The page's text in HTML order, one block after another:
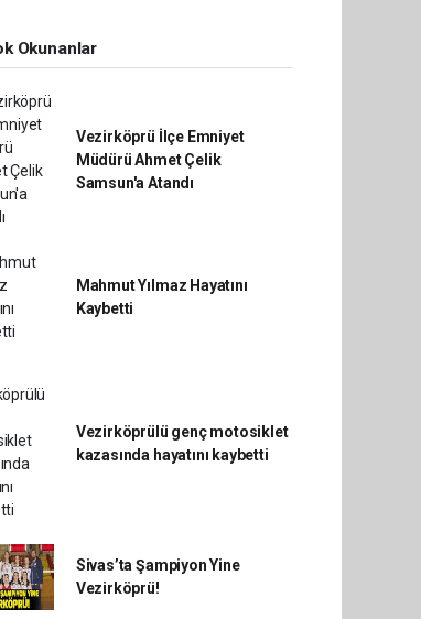
Okunanlar
Vezirköprü İlçe Emniyet
Müdürü Ahmet Çelik
Samsun'a Atandı
Mahmut Yılmaz Hayatını
Kaybetti
Vezirköprülü genç motosiklet
kazasında hayatını kaybetti
Sivas’ta Şampiyon Yine
Vezirköprü!